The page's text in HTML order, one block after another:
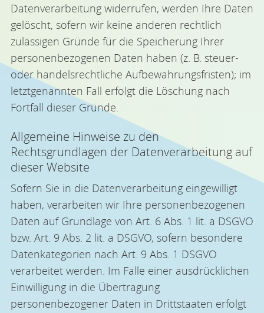
Datenverarbeitung widerrufen, werden Ihre Daten
gelöscht, sofern wir keine anderen rechtlich
zulässigen Gründe für die Speicherung Ihrer
personenbezogenen Daten haben (z. B. steuer-
oder handelsrechtliche Aufbewahrungsfristen); im
letztgenannten Fall erfolgt die Löschung nach
Fortfall dieser Gründe.
Allgemeine Hinweise zu den
Rechtsgrundlagen der Datenverarbeitung auf
dieser Website
Sofern Sie in die Datenverarbeitung eingewilligt
haben, verarbeiten wir Ihre personenbezogenen
Daten auf Grundlage von Art. 6 Abs. 1 lit. a DSGVO
bzw. Art. 9 Abs. 2 lit. a DSGVO, sofern besondere
Datenkategorien nach Art. 9 Abs. 1 DSGVO
verarbeitet werden. Im Falle einer ausdrücklichen
Einwilligung in die Übertragung
personenbezogener Daten in Drittstaaten erfolgt